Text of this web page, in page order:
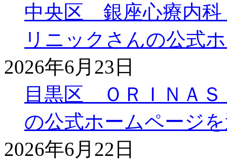
中央区 銀座心療内科
リニックさんの公式
2026年6月23日
目黒区 ＯＲＩＮＡ
の公式ホームページ
2026年6月22日